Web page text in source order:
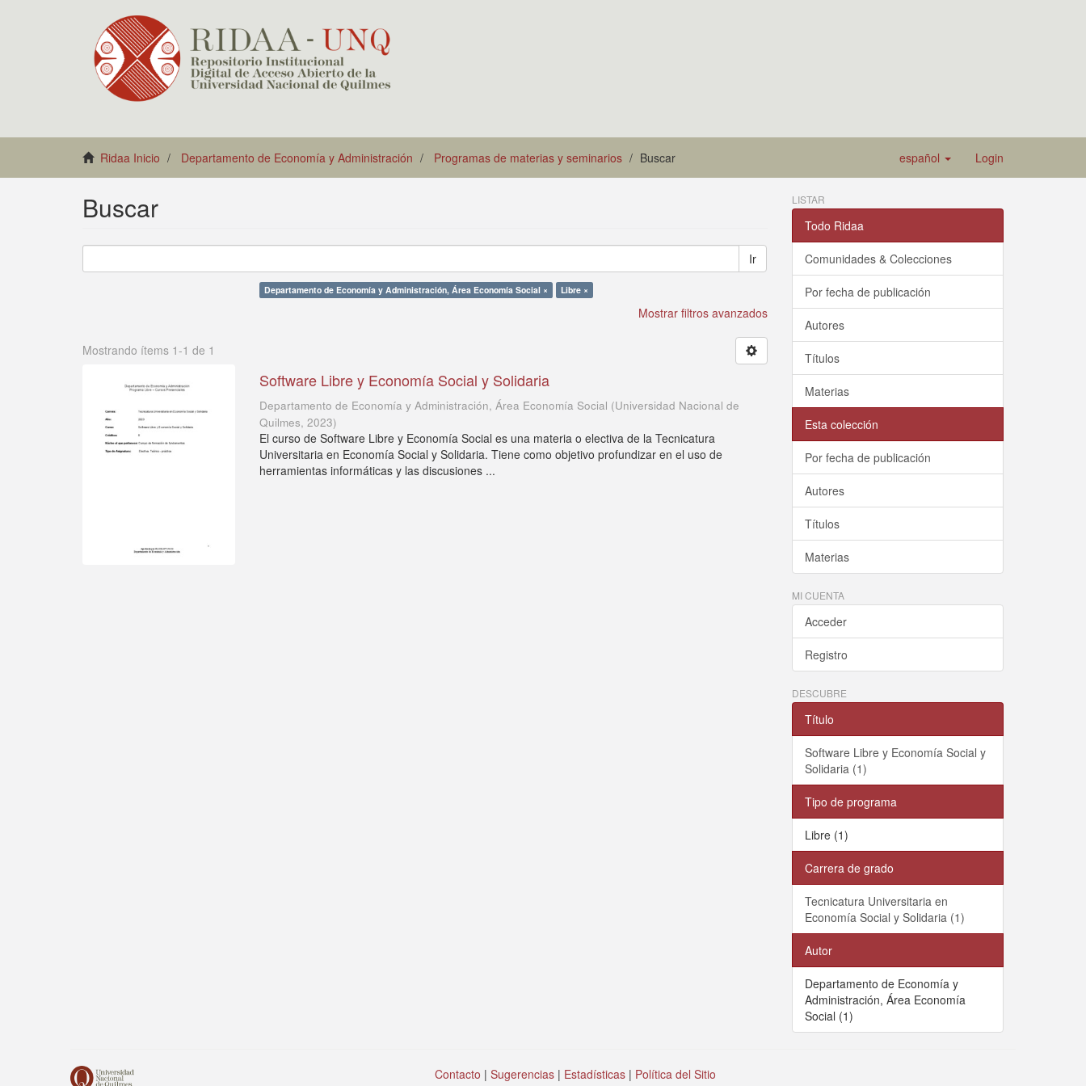
Ridaa Inicio Departamento de Economía y Administración Programas de materias y seminarios Buscar español Login
Buscar
Ir
Departamento de Economía y Administración, Área Economía Social × Libre ×
Mostrar filtros avanzados
Mostrando ítems 1-1 de 1
Software Libre y Economía Social y Solidaria
Departamento de Economía y Administración, Área Economía Social (Universidad Nacional de
Quilmes,2023)
El curso de Software Libre y Economía Social es una materia o electiva de la Tecnicatura
Universitaria en Economía Social y Solidaria. Tiene como objetivo profundizar en el uso de
herramientas informáticas y las discusiones ...
LISTAR
Todo Ridaa
Comunidades & Colecciones
Por fecha de publicación
Autores
Títulos
Materias
Esta colección
Por fecha de publicación
Autores
Títulos
Materias
MI CUENTA
Acceder
Registro
DESCUBRE
Título
Software Libre y Economía Social y
Solidaria (1)
Tipo de programa
Libre (1)
Carrera de grado
Tecnicatura Universitaria en
Economía Social y Solidaria (1)
Autor
Departamento de Economía y
Administración, Área Economía
Social (1)
Contacto | Sugerencias| Estadísticas| Política del Sitio